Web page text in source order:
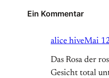
Ein Kommentar
alice hiveMai
Das Rosa der
Gesicht total